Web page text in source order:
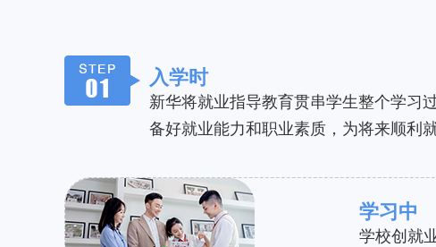
入学时
新华将就业指导教育贯串学生整个学习
备好就业能力和职业素质，为将来顺利
学习中
学校创就